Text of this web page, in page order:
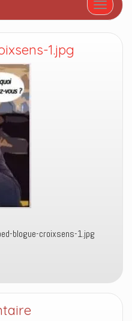
Afficher/
1.jpg
blogue-croixsens-1.jpg